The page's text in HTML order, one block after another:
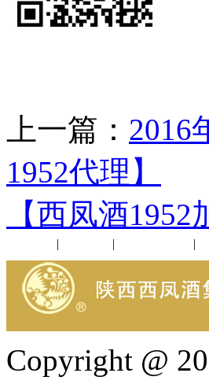
上一篇： 2016
1952代理】
【西凤酒1952
| | |
Copyright @